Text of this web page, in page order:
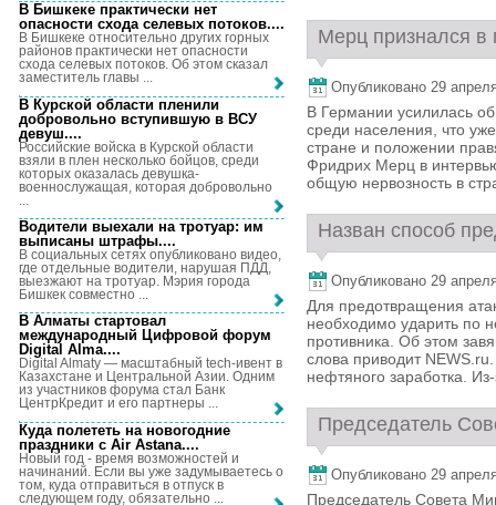
Мерц признался в
Опубликовано 29
В Германии усилилась
среди населения, что
стране и положении
Фридрих Мерц в
общую нервозность в
Назван способ
Опубликовано 29
Для предотвращения
необходимо ударить по
противника. Об этом
слова приводит
нефтяного заработка.
Председатель
Опубликовано 29
Председатель Совета
В Бишкеке практически нет
опасности схода селевых потоков....
В Бишкеке относительно других горных
районов практически нет опасности
схода селевых потоков. Об этом сказал
заместитель главы ...
В Курской области пленили
добровольно вступившую в ВСУ
девуш....
Российские войска в Курской области
взяли в плен несколько бойцов, среди
которых оказалась девушка-
военнослужащая, которая добровольно
Водители выехали на тротуар: им
выписаны штрафы....
В социальных сетях опубликовано видео,
где отдельные водители, нарушая ПДД,
выезжают на тротуар. Мэрия города
Бишкек совместно ...
В Алматы стартовал
международный Цифровой форум
Digital Alma....
Digital Almaty — масштабный tech-ивент в
Казахстане и Центральной Азии. Одним
из участников форума стал Банк
ЦентрКредит и его партнеры ...
Куда полететь на новогодние
праздники с Air Astana....
Новый год - время возможностей и
начинаний. Если вы уже задумываетесь о
том, куда отправиться в отпуск в
следующем году, обязательно ...